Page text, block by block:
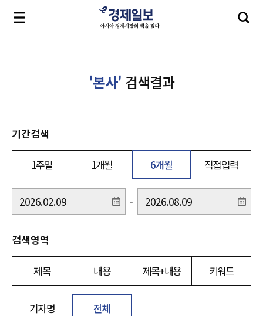
'본사' 검색결과
기간검색
1주일 1개월 6개월 직접입력
-
검색영역
제목 내용 제목+내용 키워드
기자명 전체